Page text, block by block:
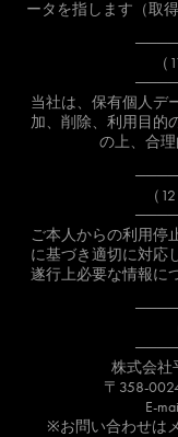
ータを指します（取
当社は、保有個人デ
加、削除、利用目的
の上、合理
（
ご本人からの利用停
に基づき適切に対応
遂行上必要な情報に
株式会
〒358-
E-
※お問い合わせは